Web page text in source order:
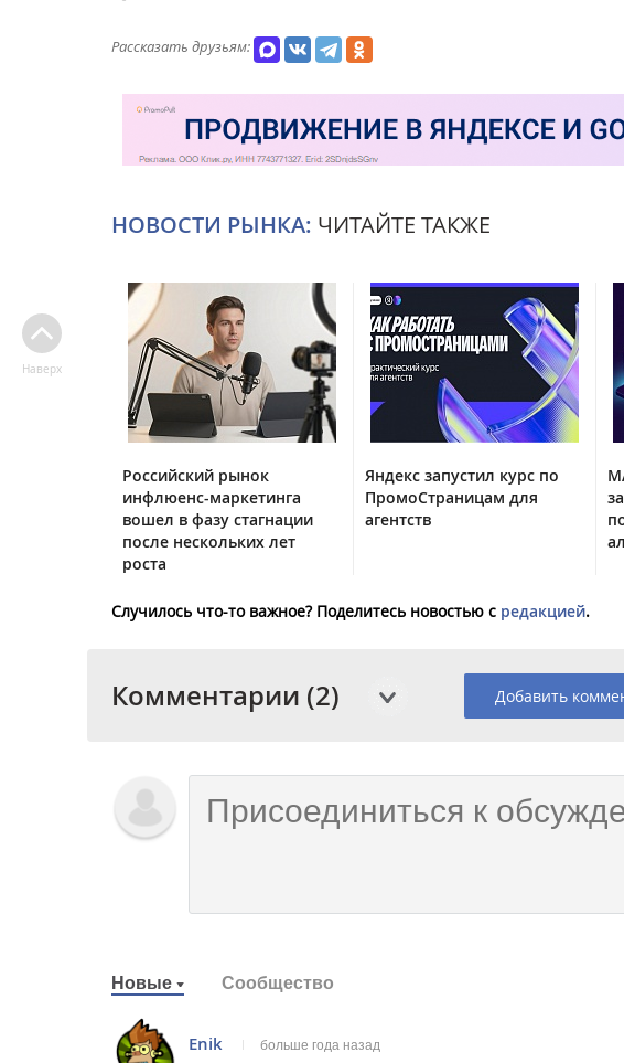
Рассказать друзьям:
НОВОСТИ РЫНКА: ЧИТАЙТЕ ТАКЖЕ
Российский рынок
инфлюенс-маркетинга
вошел в фазу стагнации
после нескольких лет
роста
Яндекс запустил курс по
ПромоСтраницам для
агентств
Случилось что-то важное? Поделитесь новостью с редакцией.
Комментарии (2) Добавить
Новые Сообщество
Enik больше года назад
Наверх